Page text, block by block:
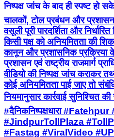
निष्पक्ष जांच के बाद ही स्पष्ट हो
चालकों, टोल प्रबंधन और
वसूली पूरी पारदर्शिता और
किसी पक्ष को अनियमितता की
कानून और प्रशासनिक प्रक्रिया
प्रशासन एवं राष्ट्रीय राजमार्ग
वीडियो की निष्पक्ष जांच कराकर
कोई अनियमितता पाई जाए तो
नियमानुसार कार्रवाई सुनिश्चित
#दैनिकनिष्पक्षधारा
#JindpurTollPlaza
#Fastag #ViralVideo